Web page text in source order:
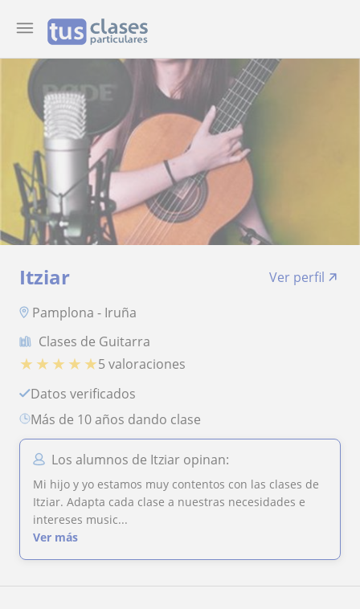
Itziar
Ver perfil
Pamplona - Iruña
Clases de Guitarra
★ ★ ★ ★ ★5 valoraciones
Datos verificados
más de 10 años dando clase
Los alumnos de Itziar opinan:
Mi hijo y yo estamos muy contentos con las clases de
Itziar. Adapta cada clase a nuestras necesidades e
intereses music...
Ver más